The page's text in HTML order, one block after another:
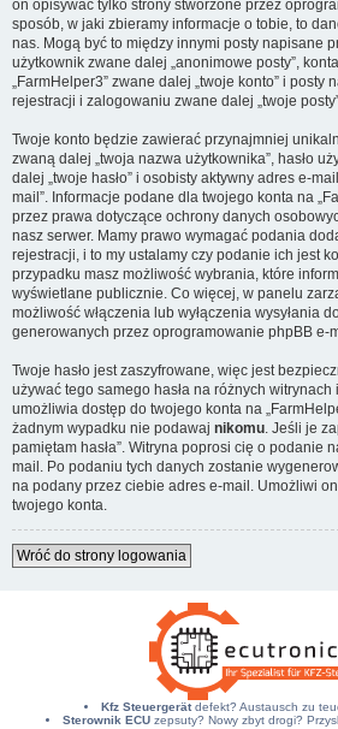
on opisywać tylko strony stworzone przez
sposób, w jaki zbieramy informacje o tobie, to
nas. Mogą być to między innymi posty napisane
użytkownik zwane dalej „anonimowe posty”,
„FarmHelper3” zwane dalej „twoje konto” i posty
rejestracji i zalogowaniu zwane dalej „twoje
Twoje konto będzie zawierać przynajmniej
zwaną dalej „twoja nazwa użytkownika”, hasło
dalej „twoje hasło” i osobisty aktywny adres e-
mail”. Informacje podane dla twojego konta na
przez prawa dotyczące ochrony danych
nasz serwer. Mamy prawo wymagać podania
rejestracji, i to my ustalamy czy podanie ich jest
przypadku masz możliwość wybrania, które
wyświetlane publicznie. Co więcej, w panelu
możliwość włączenia lub wyłączenia wysyłania
generowanych przez oprogramowanie phpBB e-
Twoje hasło jest zaszyfrowane, więc jest
używać tego samego hasła na różnych witrynach
umożliwia dostęp do twojego konta na
żadnym wypadku nie podawaj nikomu. Jeśli je
pamiętam hasła”. Witryna poprosi cię o podanie
mail. Po podaniu tych danych zostanie
na podany przez ciebie adres e-mail. Umożliwi
twojego konta.
Wróć do strony logowania
Kfz Steuergerätdefekt? Austausch zu
Sterownik ECU zepsuty? Nowy zbyt drogi?